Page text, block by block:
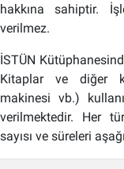
hakkına sahiptir.
verilmez.
İSTÜN
Kitaplar ve diğer
makinesi vb.)
verilmektedir. Her
sayısı ve süreleri